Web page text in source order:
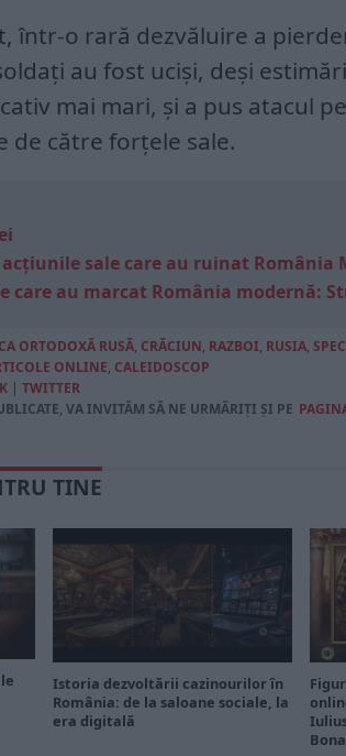
într-o rară dezvăluire a
au fost uciși, deși
mai mari, și a pus atacul
de către forțele sale.
sale care au ruinat România
care au marcat România modernă:
ORTODOXĂ RUSĂ, CRĂCIUN, RAZBOI, RUSIA,
ONLINE, CALEIDOSCOP
| TWITTER
VA INVITĂM SĂ NE URMĂRIȚI ȘI PE
TINE
Istoria dezvoltării cazinourilor în
România: de la saloane sociale, la
era digitală